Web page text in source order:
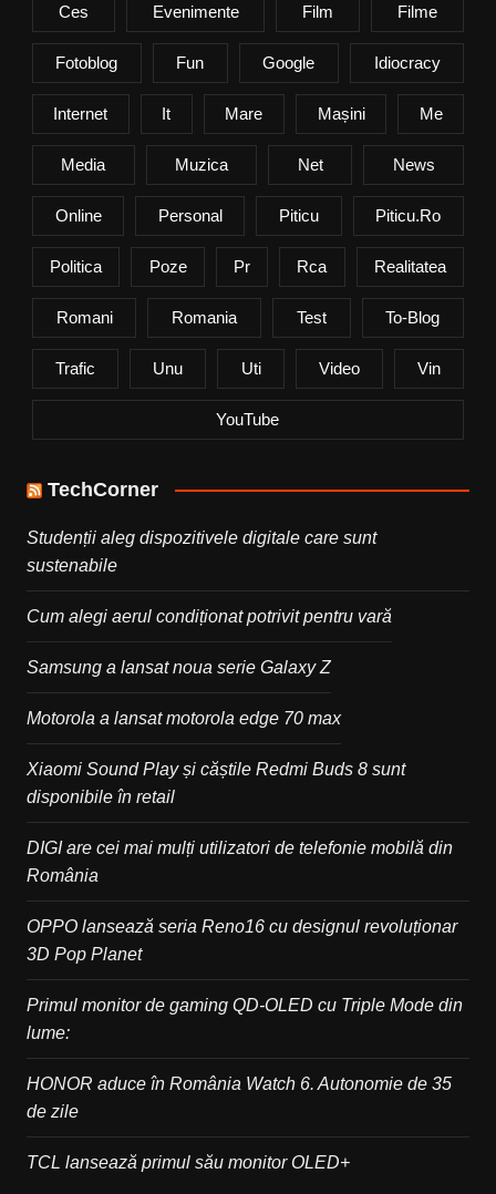
Ces Evenimente Film Filme
Fotoblog Fun Google Idiocracy
Internet It Mare Mașini Me
Media Muzica Net News
Online Personal Piticu Piticu.ro
Politica Poze Pr Rca Realitatea
Romani Romania Test To-Blog
Trafic Unu Uti Video Vin
YouTube
TechCorner
Studenții aleg dispozitivele digitale care sunt
sustenabile
Cum alegi aerul condiționat potrivit pentru vară
Samsung a lansat noua serie Galaxy Z
Motorola a lansat motorola edge 70 max
Xiaomi Sound Play și căștile Redmi Buds 8 sunt
disponibile în retail
DIGI are cei mai mulți utilizatori de telefonie mobilă din
România
OPPO lansează seria Reno16 cu designul revoluționar
3D Pop Planet
Primul monitor de gaming QD-OLED cu Triple Mode din
lume:
HONOR aduce în România Watch 6. Autonomie de 35
de zile
TCL lansează primul său monitor OLED+